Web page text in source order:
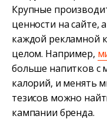
Крупные
ценности на сайте,
каждой рекламной
целом. Например,
больше напитков с
калорий, и менять
тезисов можно
кампании бренда.